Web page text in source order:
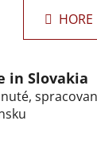
á
d
c
i
k
n
i
HORE
in Slovakia